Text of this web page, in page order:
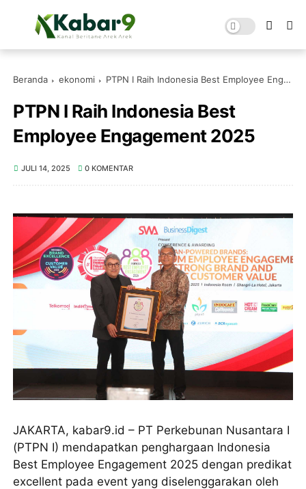
Beranda ekonomi PTPN I Raih Indonesia Best Employee Engagement 2025
PTPN I Raih Indonesia Best
Employee Engagement 2025
JULI 14, 2025 0 KOMENTAR
JAKARTA, kabar9.id – PT Perkebunan Nusantara I
(PTPN I) mendapatkan penghargaan Indonesia
Best Employee Engagement 2025 dengan predikat
excellent pada event yang diselenggarakan oleh